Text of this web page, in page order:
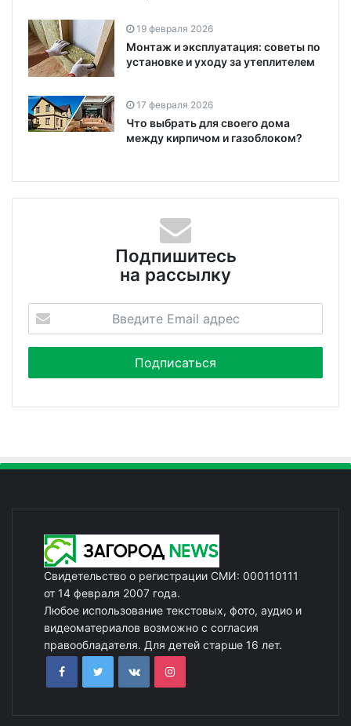
19 февраля 2026
Монтаж и эксплуатация: советы по
установке и уходу за утеплителем
17 февраля 2026
Что выбрать для своего дома
между кирпичом и газоблоком?
Подпишитесь
на рассылку
Свидетельство о регистрации СМИ: 000110111
от 14 февраля 2007 года.
Любое использование текстовых, фото, аудио и
видеоматериалов возможно с согласия
правообладателя. Для детей старше 16 лет.